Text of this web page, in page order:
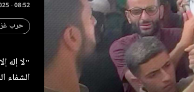
- 08:52
حرب
"لا إله
الشفاء